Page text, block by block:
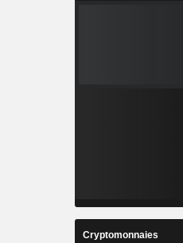
Cryptomonnaies